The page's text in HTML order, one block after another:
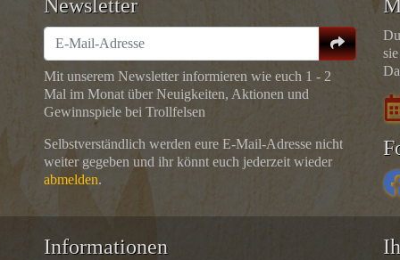
Newsletter
Mit unserem Newsletter informieren wie euch 1 - 2
Mal im Monat über Neuigkeiten, Aktionen und
Gewinnspiele bei Trollfelsen
Selbstverständlich werden eure E-Mail-Adresse nicht
weiter gegeben und ihr könnt euch jederzeit wieder
abmelden.
Informationen